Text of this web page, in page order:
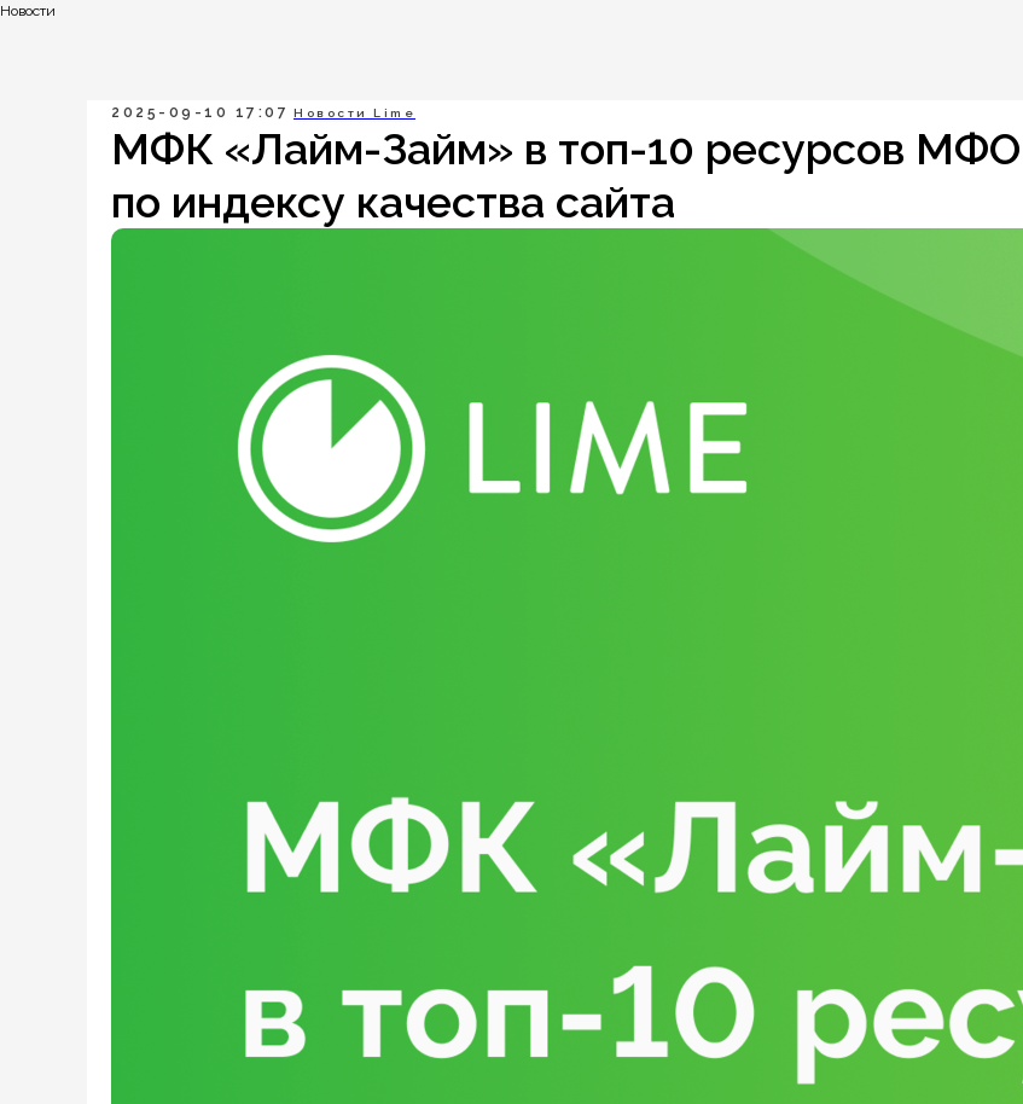
Новости
2025-09-10 17:07 Новости Lime
МФК «Лайм-Займ» в топ-10 ресурсов МФО
по индексу качества сайта